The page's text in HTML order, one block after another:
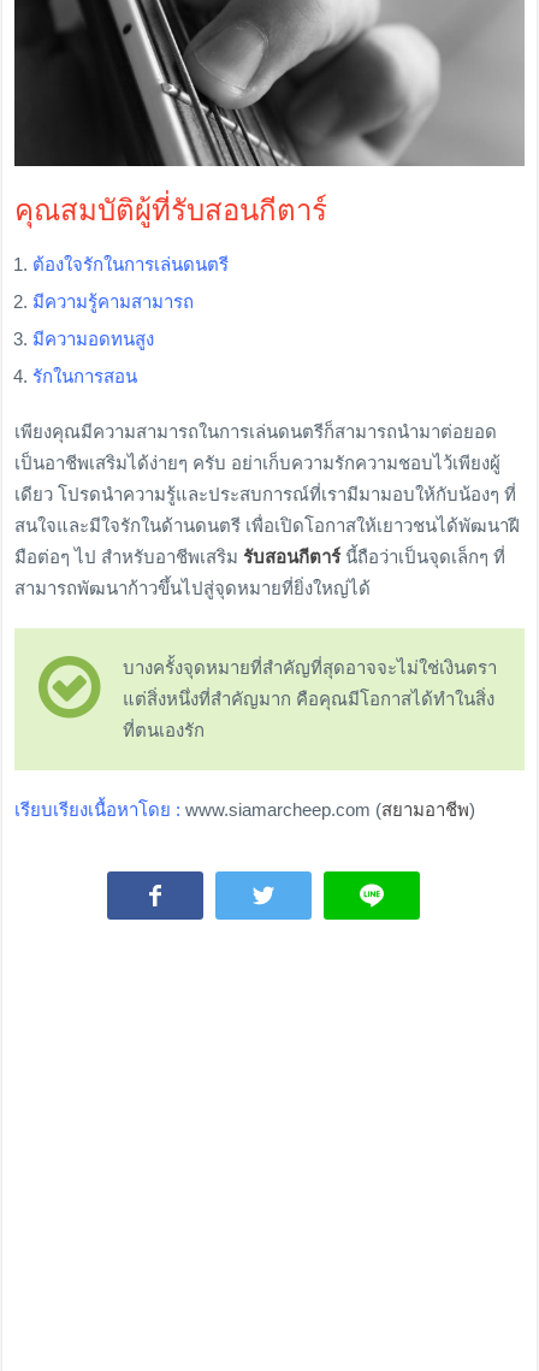
คุณสมบัติผู้ที่รับสอนกีตาร์
ต้องใจรักในการเล่นดนตรี
มีความรู้คามสามารถ
มีความอดทนสูง
รักในการสอน
เพียงคุณมีความสามารถในการเล่นดนตรีก็สามารถนำมาต่อยอด
เป็นอาชีพเสริมได้ง่ายๆ ครับ อย่าเก็บความรักความชอบไว้เพียงผู้
เดียว โปรดนำความรู้และประสบการณ์ที่เรามีมามอบให้กับน้องๆ ที่
สนใจและมีใจรักในด้านดนตรี เพื่อเปิดโอกาสให้เยาวชนได้พัฒนาฝี
มือต่อๆ ไป สำหรับอาชีพเสริมรับสอนกีตาร์นี้ถือว่าเป็นจุดเล็กๆ ที่
สามารถพัฒนาก้าวขึ้นไปสู่จุดหมายที่ยิ่งใหญ่ได้
บางครั้งจุดหมายที่สำคัญที่สุดอาจจะไม่ใช่เงินตรา
แต่สิ่งหนึ่งที่สำคัญมาก คือคุณมีโอกาสได้ทำในสิ่ง
ที่ตนเองรัก
เรียบเรียงเนื้อหาโดย : www.siamarcheep.com (สยามอาชีพ)